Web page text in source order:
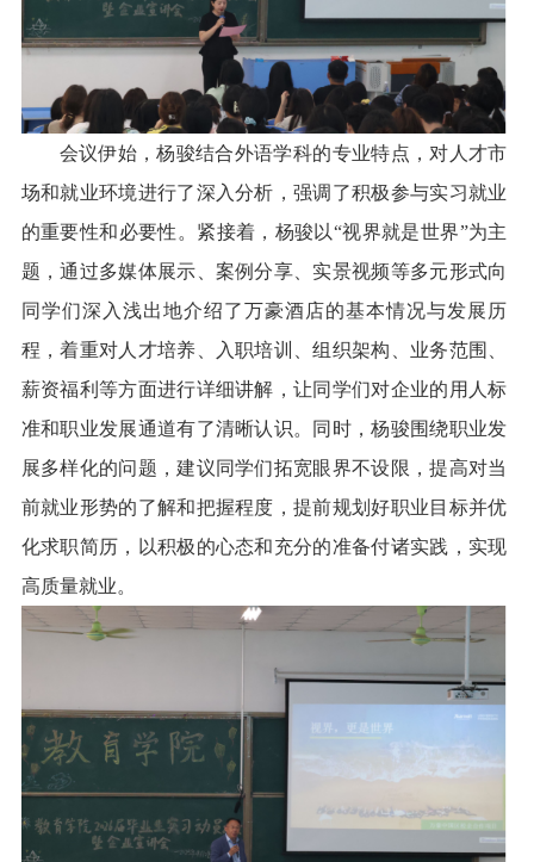
会议伊始，杨骏结合外语学科的专业特点，对人才市
场和就业环境进行了深入分析，强调了积极参与实习就业
的重要性和必要性。紧接着，杨骏以“视界就是世界”为主
题，通过多媒体展示、案例分享、实景视频等多元形式向
同学们深入浅出地介绍了万豪酒店的基本情况与发展历
程，着重对人才培养、入职培训、组织架构、业务范围、
薪资福利等方面进行详细讲解，让同学们对企业的用人标
准和职业发展通道有了清晰认识。同时，杨骏围绕职业发
展多样化的问题，建议同学们拓宽眼界不设限，提高对当
前就业形势的了解和把握程度，提前规划好职业目标并优
化求职简历，以积极的心态和充分的准备付诸实践，实现
高质量就业。